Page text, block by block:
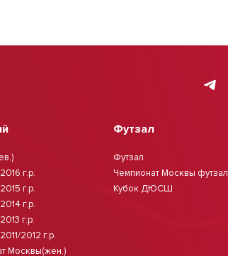
г.р.
г.р.
г.р.
г.р.
2012 г.р.
Москвы(жен.)
Футзал
Футзал
Чемпионат Москвы футзал
Кубок ДЮСШ